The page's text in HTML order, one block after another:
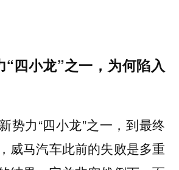
“四小龙”之一，为何陷入
势力“四小龙”之一，到最终
威马汽车此前的失败是多重